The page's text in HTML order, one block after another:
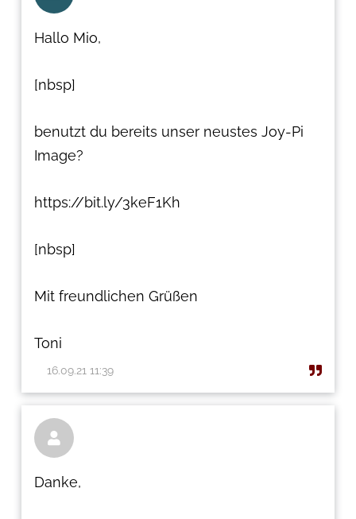
Hallo Mio,
[nbsp]
benutzt du bereits unser neustes Joy-Pi
Image?
https://bit.ly/3keF1Kh
[nbsp]
Mit freundlichen Grüßen
Toni
16.09.21 11:39

Danke,